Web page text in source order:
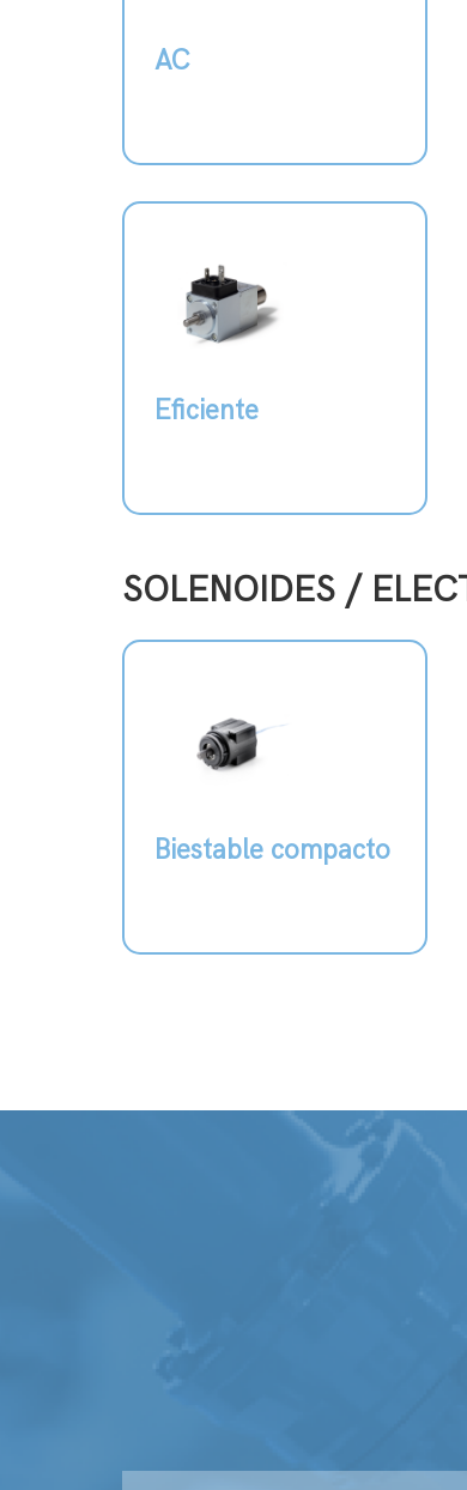
AC
Eficiente
SOLENOIDES /
Biestable compacto